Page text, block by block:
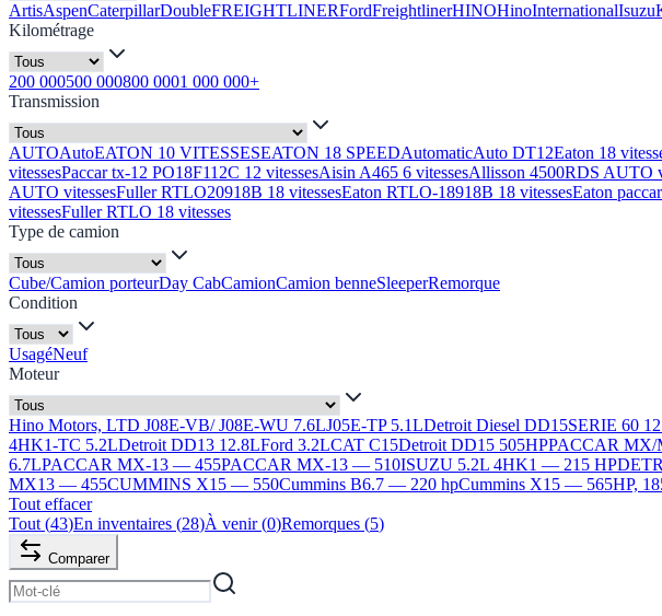
ArtisAspenCaterpillarDoubleFREIGHTLINERFordFreightlinerHINOHinoInternationalIsuzu
Kilométrage
200 000500 000800 0001 000 000+
Transmission
AUTOAutoEATON 10 VITESSESEATON 18 SPEEDAutomaticAuto DT12Eaton 18
vitessesPaccar tx-12 PO18F112C 12 vitessesAisin A465 6 vitessesAllisson 4500RDS AUTO
AUTO vitessesFuller RTLO20918B 18 vitessesEaton RTLO-18918B 18 vitessesEaton
vitessesFuller RTLO 18 vitesses
Type de camion
Cube/Camion porteurDay CabCamionCamion benneSleeperRemorque
Condition
UsagéNeuf
Moteur
Hino Motors, LTD J08E-VB/ J08E-WU 7.6LJ05E-TP 5.1LDetroit Diesel DD15SERIE 60
4HK1-TC 5.2LDetroit DD13 12.8LFord 3.2LCAT C15Detroit DD15 505HPPACCAR MX/
6.7LPACCAR MX-13 — 455PACCAR MX-13 — 510ISUZU 5.2L 4HK1 — 215 HP
MX13 — 455CUMMINS X15 — 550Cummins B6.7 — 220 hpCummins X15 — 565HP,
Tout effacer
Tout (43)En inventaires (28)À venir (0)Remorques (5)
Comparer